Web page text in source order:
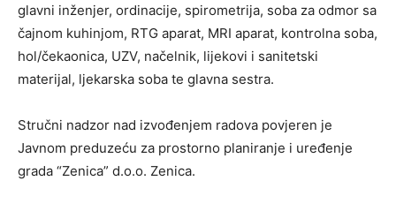
glavni inženjer, ordinacije, spirometrija, soba za odmor sa
čajnom kuhinjom, RTG aparat, MRI aparat, kontrolna soba,
hol/čekaonica, UZV, načelnik, lijekovi i sanitetski
materijal, ljekarska soba te glavna sestra.
Stručni nadzor nad izvođenjem radova povjeren je
Javnom preduzeću za prostorno planiranje i uređenje
grada “Zenica” d.o.o. Zenica.